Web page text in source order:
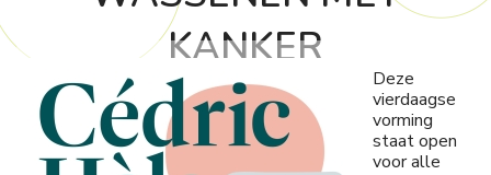
KANKER
Deze
vierdaagse
vorming
staat open
voor alle